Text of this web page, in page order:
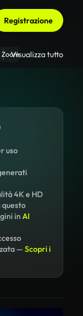
Registrazione
Zoom Di Sfondo Virtuale
Visualizza tutto
uso
4K e HD
inAI
— Scopri i